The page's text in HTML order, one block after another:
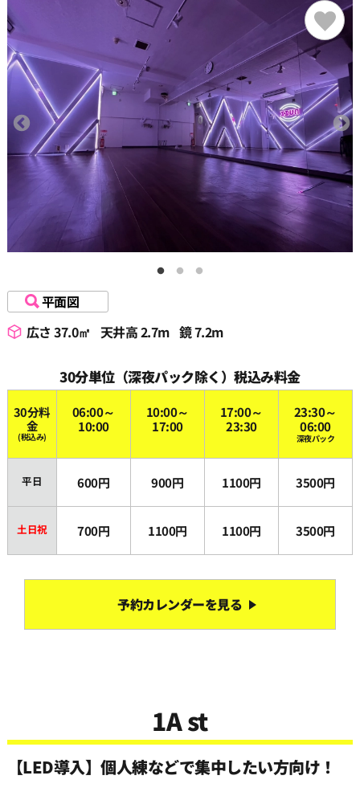
18:00
18:30
19:00
20:30
21:00
21:30
22:00
平面図
広さ 37.0㎡ 天井高 2.7m 鏡 7.2m
30分単位（深夜パック除く）税込み料金
30分料
金
(税込み)
06:00～
10:00
10:00～
17:00
17:00～
23:30
23:30～
06:00
深夜パック
平日 600円 900円 1100円 3500円
土日祝 700円 1100円 1100円 3500円
予約カレンダーを見る
1A st
【LED導入】個人練などで集中したい方向け！